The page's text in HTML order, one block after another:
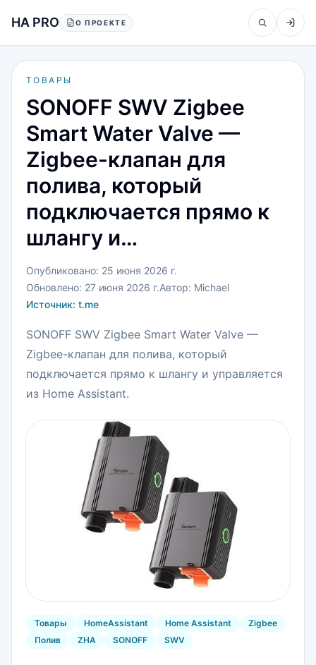
HA PRO О ПРОЕКТЕ
ТОВАРЫ
SONOFF SWV Zigbee
Smart Water Valve —
Zigbee-клапан для
полива, который
подключается прямо к
шлангу и…
Опубликовано: 25 июня 2026 г.
Обновлено: 27 июня 2026 г.Автор: Michael
Источник: t.me
SONOFF SWV Zigbee Smart Water Valve —
Zigbee-клапан для полива, который
подключается прямо к шлангу и управляется
из Home Assistant.
Товары HomeAssistant Home Assistant
Zigbee
Полив
ZHA SONOFF SWV